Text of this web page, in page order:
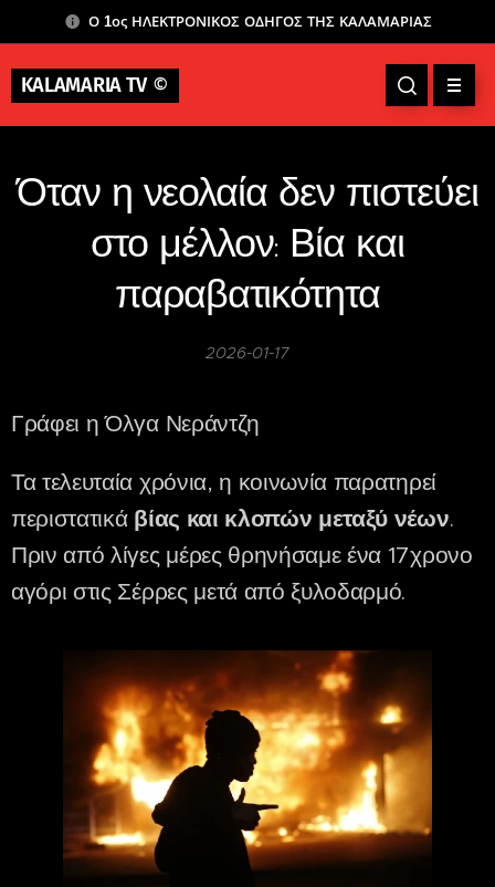
Ο 1ος ΗΛΕΚΤΡΟΝΙΚΟΣ ΟΔΗΓΟΣ ΤΗΣ ΚΑΛΑΜΑΡΙΑΣ
KALAMARIA TV©
Όταν η νεολαία δεν πιστεύει
στο μέλλον: Βία και
παραβατικότητα
2026-01-17
Γράφει η Όλγα Νεράντζη
Τα τελευταία χρόνια, η κοινωνία παρατηρεί
περιστατικά βίας και κλοπών μεταξύ νέων.
Πριν από λίγες μέρες θρηνήσαμε ένα 17χρονο
αγόρι στις Σέρρες μετά από ξυλοδαρμό.